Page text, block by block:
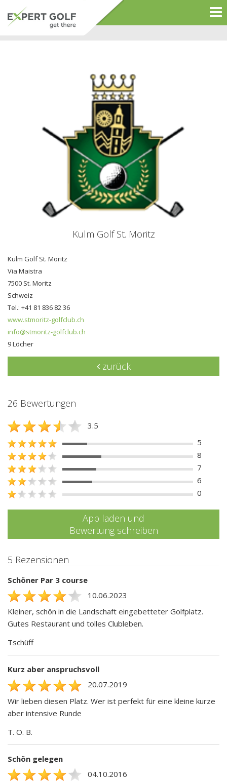
Kulm Golf St. Moritz
Kulm Golf St. Moritz
Via Maistra
7500 St. Moritz
Schweiz
Tel.: +41 81 836 82 36
www.stmoritz-golfclub.ch
info@stmoritz-golfclub.ch
9 Löcher
zurück
26 Bewertungen
3.5
5
8
7
6
0
App laden und
Bewertung schreiben
5 Rezensionen
Schöner Par 3 course
10.06.2023
Kleiner, schön in die Landschaft eingebetteter Golfplatz.
Gutes Restaurant und tolles Clubleben.
Tschüff
Kurz aber anspruchsvoll
20.07.2019
Wir lieben diesen Platz. Wer ist perfekt für eine kleine kurze
aber intensive Runde
T. O. B.
Schön gelegen
04.10.2016